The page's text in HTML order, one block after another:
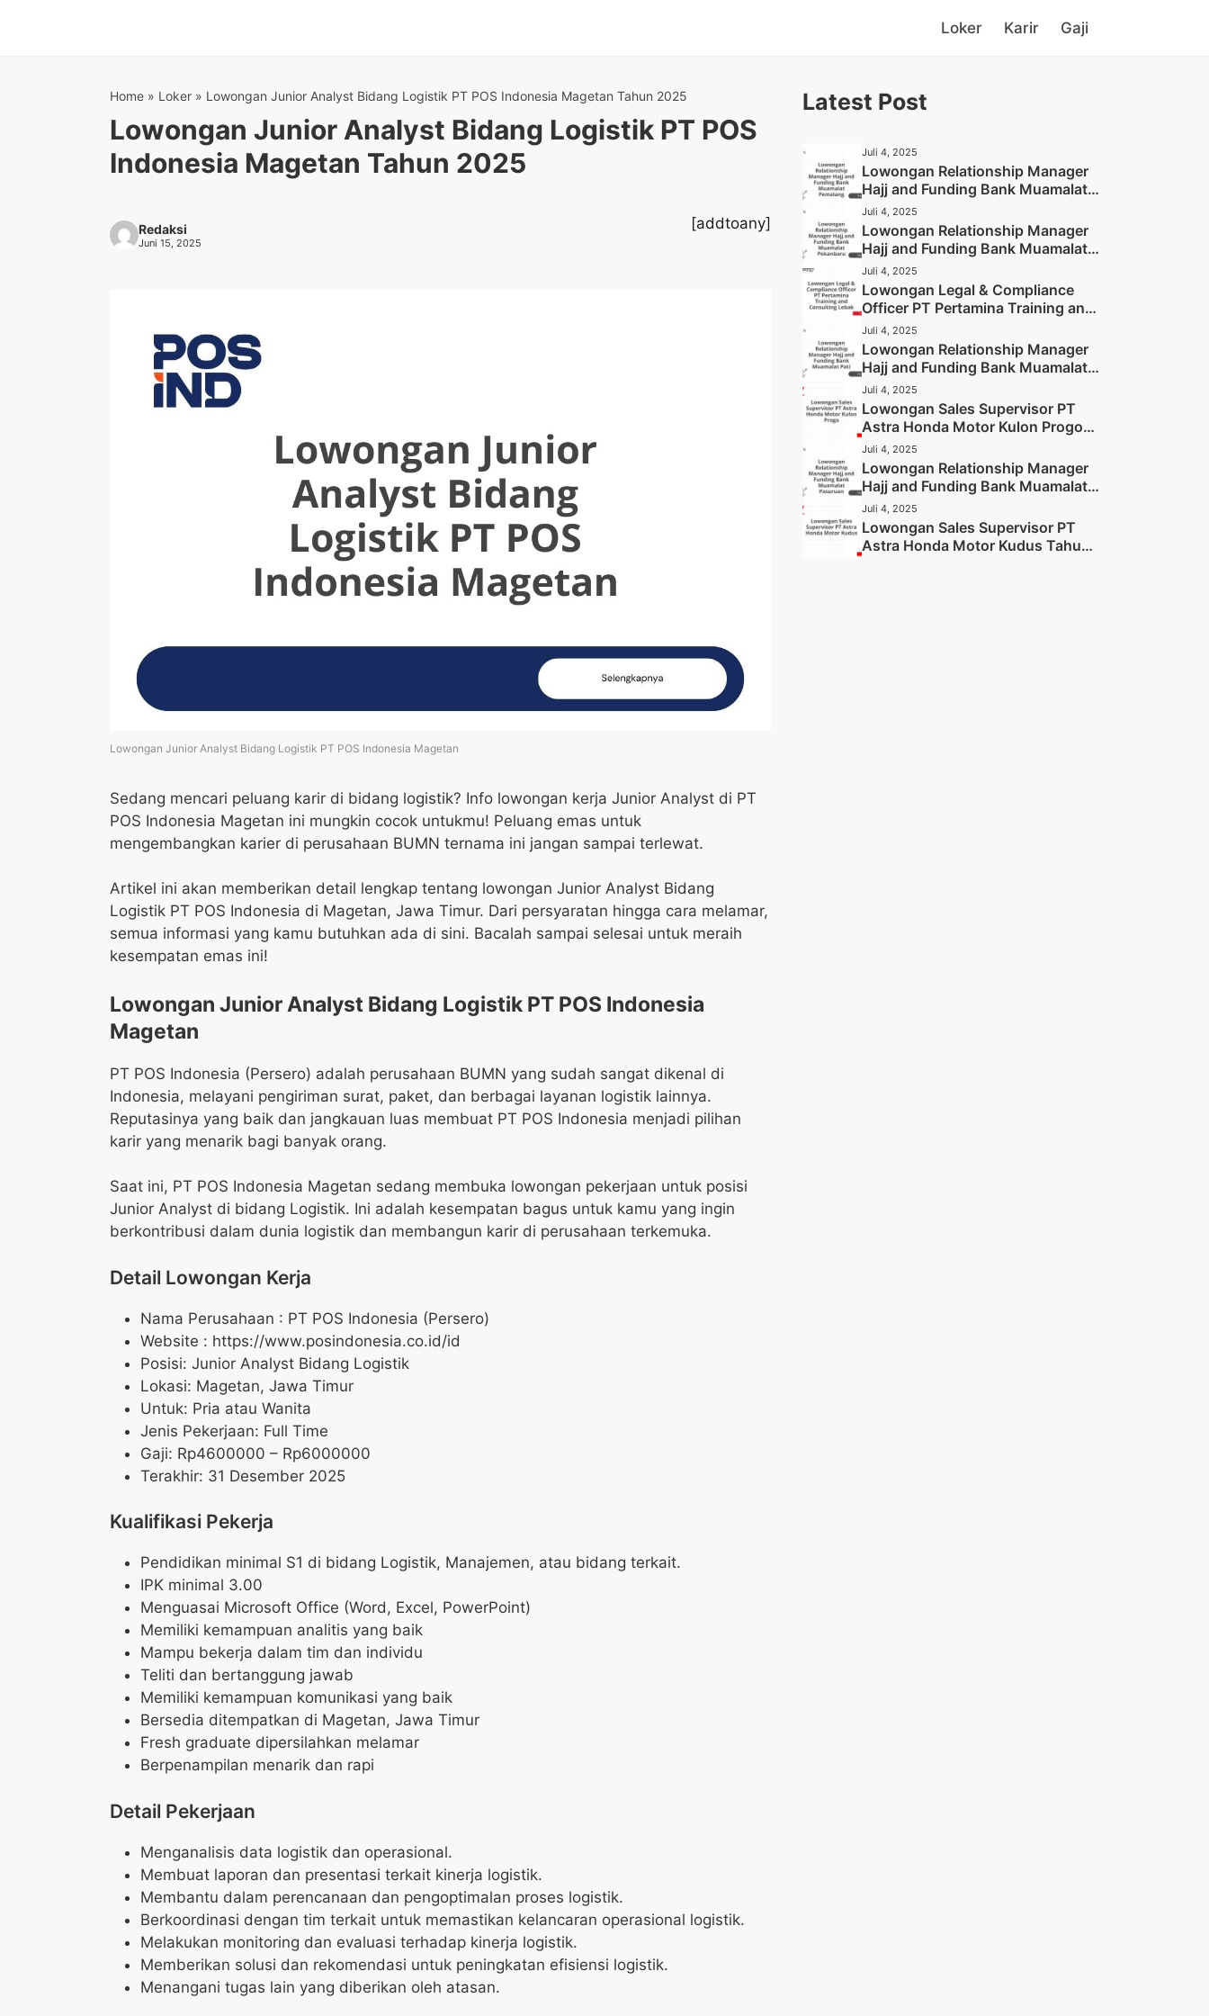
Loker Karir Gaji
Home » Loker » Lowongan Junior Analyst Bidang Logistik PT POS Indonesia Magetan Tahun 2025
Lowongan Junior Analyst Bidang Logistik PT POS
Indonesia Magetan Tahun 2025
Redaksi
Juni 15, 2025
[addtoany]
Lowongan Junior Analyst Bidang Logistik PT POS Indonesia Magetan
Sedang mencari peluang karir di bidang logistik? Info lowongan kerja Junior Analyst di PT
POS Indonesia Magetan ini mungkin cocok untukmu! Peluang emas untuk
mengembangkan karier di perusahaan BUMN ternama ini jangan sampai terlewat.
Artikel ini akan memberikan detail lengkap tentang lowongan Junior Analyst Bidang
Logistik PT POS Indonesia di Magetan, Jawa Timur. Dari persyaratan hingga cara melamar,
semua informasi yang kamu butuhkan ada di sini. Bacalah sampai selesai untuk meraih
kesempatan emas ini!
Lowongan Junior Analyst Bidang Logistik PT POS Indonesia
Magetan
PT POS Indonesia (Persero) adalah perusahaan BUMN yang sudah sangat dikenal di
Indonesia, melayani pengiriman surat, paket, dan berbagai layanan logistik lainnya.
Reputasinya yang baik dan jangkauan luas membuat PT POS Indonesia menjadi pilihan
karir yang menarik bagi banyak orang.
Saat ini, PT POS Indonesia Magetan sedang membuka lowongan pekerjaan untuk posisi
Junior Analyst di bidang Logistik. Ini adalah kesempatan bagus untuk kamu yang ingin
berkontribusi dalam dunia logistik dan membangun karir di perusahaan terkemuka.
Detail Lowongan Kerja
Nama Perusahaan : PT POS Indonesia (Persero)
Website : https://www.posindonesia.co.id/id
Posisi: Junior Analyst Bidang Logistik
Lokasi: Magetan, Jawa Timur
Untuk: Pria atau Wanita
Jenis Pekerjaan: Full Time
Gaji: Rp4600000 – Rp6000000
Terakhir: 31 Desember 2025
Kualifikasi Pekerja
Pendidikan minimal S1 di bidang Logistik, Manajemen, atau bidang terkait.
IPK minimal 3.00
Menguasai Microsoft Office (Word, Excel, PowerPoint)
Memiliki kemampuan analitis yang baik
Mampu bekerja dalam tim dan individu
Teliti dan bertanggung jawab
Memiliki kemampuan komunikasi yang baik
Bersedia ditempatkan di Magetan, Jawa Timur
Fresh graduate dipersilahkan melamar
Berpenampilan menarik dan rapi
Detail Pekerjaan
Menganalisis data logistik dan operasional.
Membuat laporan dan presentasi terkait kinerja logistik.
Membantu dalam perencanaan dan pengoptimalan proses logistik.
Berkoordinasi dengan tim terkait untuk memastikan kelancaran operasional logistik.
Melakukan monitoring dan evaluasi terhadap kinerja logistik.
Memberikan solusi dan rekomendasi untuk peningkatan efisiensi logistik.
Menangani tugas lain yang diberikan oleh atasan.
Latest Post
Juli 4, 2025
Lowongan Relationship Manager
Hajj and Funding Bank Muamalat
Pemalang Tahun 2025
Juli 4, 2025
Lowongan Relationship Manager
Hajj and Funding Bank Muamalat
Pekanbaru Tahun 2025 (Apply
Now)
Juli 4, 2025
Lowongan Legal & Compliance
Officer PT Pertamina Training and
Consulting Lebak Tahun 2025
(Apply Now)
Juli 4, 2025
Lowongan Relationship Manager
Hajj and Funding Bank Muamalat
Pati Tahun 2025 (Lamar
Sekarang)
Juli 4, 2025
Lowongan Sales Supervisor PT
Astra Honda Motor Kulon Progo
Tahun 2025 (Resmi)
Juli 4, 2025
Lowongan Relationship Manager
Hajj and Funding Bank Muamalat
Pasuruan Tahun 2025 (Apply
Now)
Juli 4, 2025
Lowongan Sales Supervisor PT
Astra Honda Motor Kudus Tahun